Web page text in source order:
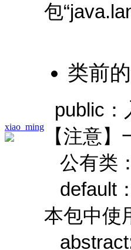
xiao_ming
包
类前
public：
【注意
公有类
default
本包中使